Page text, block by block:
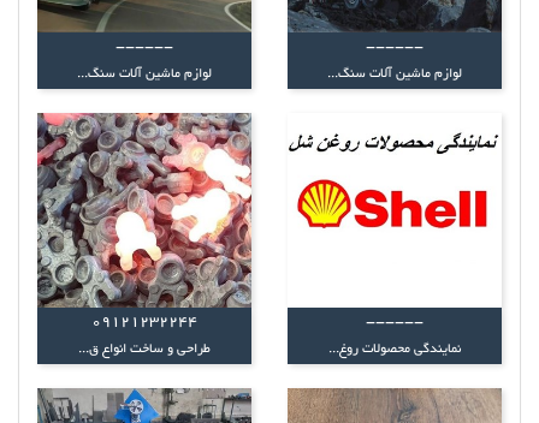
------
لوازم ماشین آلات سنگ...
------
لوازم ماشین آلات سنگ...
------
نمایندگی محصولات روغ...
09121232244
طراحی و ساخت انواع ق...